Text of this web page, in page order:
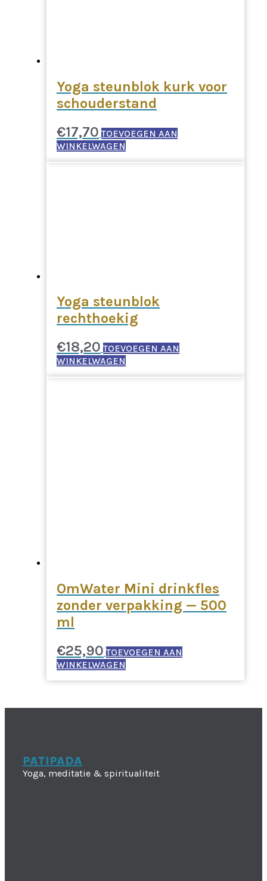
Yoga steunblok kurk voor
schouderstand
€17,70 TOEVOEGEN AAN
WINKELWAGEN
Yoga steunblok
rechthoekig
€18,20 TOEVOEGEN AAN
WINKELWAGEN
OmWater Mini drinkfles
zonder verpakking — 500
ml
€25,90 TOEVOEGEN AAN
WINKELWAGEN
PATIPADA
Yoga, meditatie & spiritualiteit